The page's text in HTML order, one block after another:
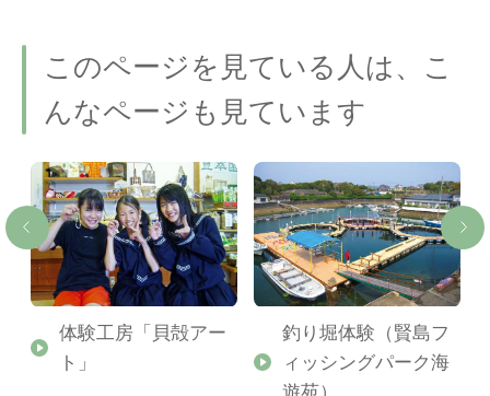
このページを見ている人は、こ
んなページも見ています
体験工房「貝殻アー
ト」
釣り堀体験（賢島フ
ィッシングパーク海
遊苑）